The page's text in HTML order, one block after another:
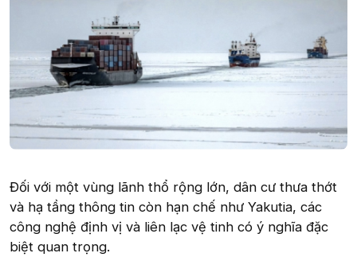
Đối với một vùng lãnh thổ rộng lớn, dân cư thưa thớt
và hạ tầng thông tin còn hạn chế như Yakutia, các
công nghệ định vị và liên lạc vệ tinh có ý nghĩa đặc
biệt quan trọng.